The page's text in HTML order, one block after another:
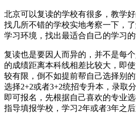
北京可以复读的学校有很多，教学
找几所不错的学校实地考察一下，
学习环境，找出最适合自己的学习的
复读也是要因人而异的，并不是每
的成绩距离本科线相差比较大，即
较有限，倒不如提前帮自己选择别
选择2+2或者3+2统招专升本，录取
即可报名，先根据自己喜欢的专业
指导填报学校，学习2年或者3年之